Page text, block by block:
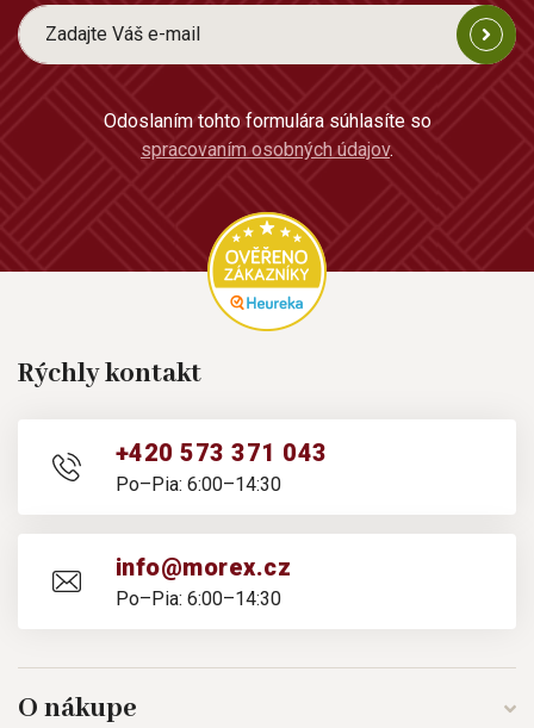
Odoslaním tohto formulára súhlasíte so
spracovaním osobných údajov.
Rýchly kontakt
+420 573 371 043
Po–Pia: 6:00–14:30
info@morex.cz
Po–Pia: 6:00–14:30
O nákupe